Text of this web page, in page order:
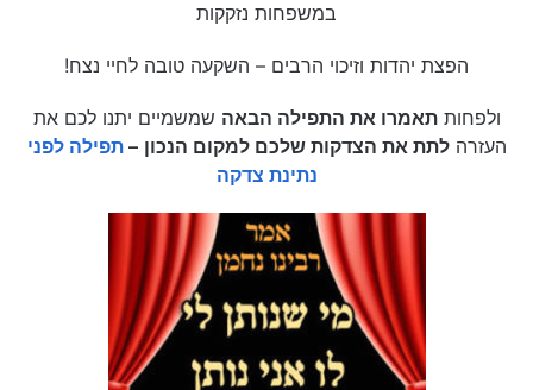
במשפחות נזקקות
הפצת יהדות וזיכוי הרבים – השקעה טובה לחיי נצח!
ולפחותתאמרו את התפילה הבאה שמשמיים יתנו לכם את
העזרהלתת את הצדקות שלכם למקום הנכון –תפילה לפני
נתינת צדקה